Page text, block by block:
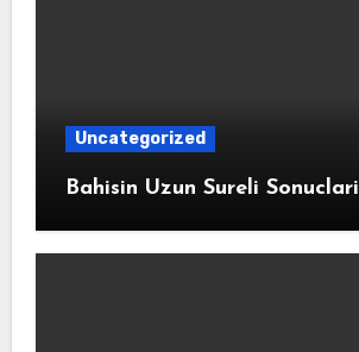
Uncategorized
Bahisin Uzun Sureli Sonuclari